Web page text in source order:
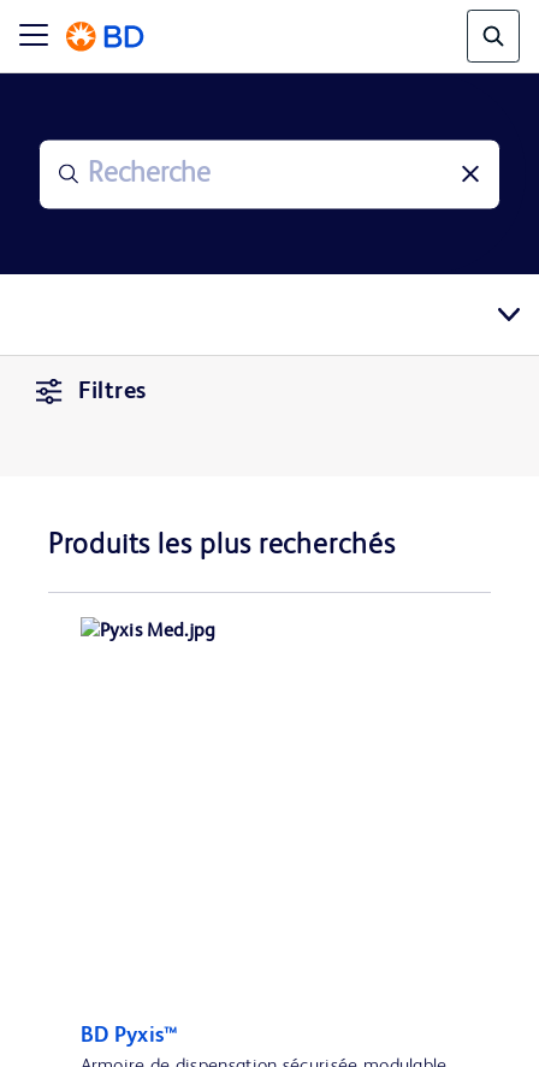
Filtres
Produits les plus recherchés
BD Pyxis™